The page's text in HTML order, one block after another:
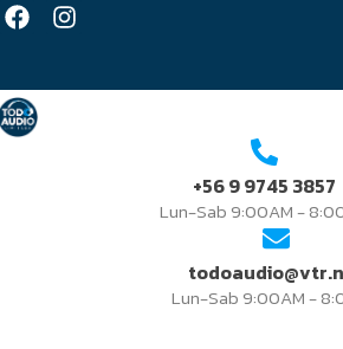
+56 9 9745 3857
Lun-Sab 9:00AM -
Lun-Sab 9:00AM -